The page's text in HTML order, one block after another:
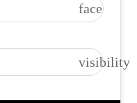
face
visibility